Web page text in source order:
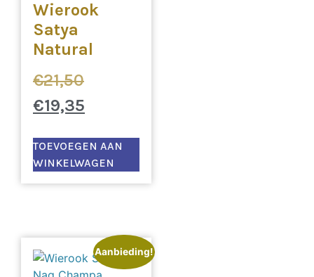
Wierook
Satya
Natural
€21,50
€19,35
TOEVOEGEN AAN
WINKELWAGEN
Aanbieding!